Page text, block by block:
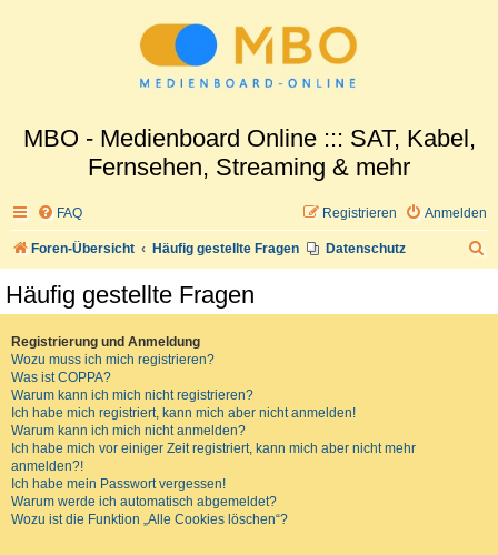
MBO - Medienboard Online ::: SAT, Kabel,
Fernsehen, Streaming & mehr
FAQ Anmelden
Registrieren
Foren-Übersicht Häufig gestellte Fragen Datenschutz
Häufig gestellte Fragen
Registrierung und Anmeldung
Wozu muss ich mich registrieren?
Was ist COPPA?
Warum kann ich mich nicht registrieren?
Ich habe mich registriert, kann mich aber nicht anmelden!
Warum kann ich mich nicht anmelden?
Ich habe mich vor einiger Zeit registriert, kann mich aber nicht mehr
anmelden?!
Ich habe mein Passwort vergessen!
Warum werde ich automatisch abgemeldet?
Wozu ist die Funktion „Alle Cookies löschen“?